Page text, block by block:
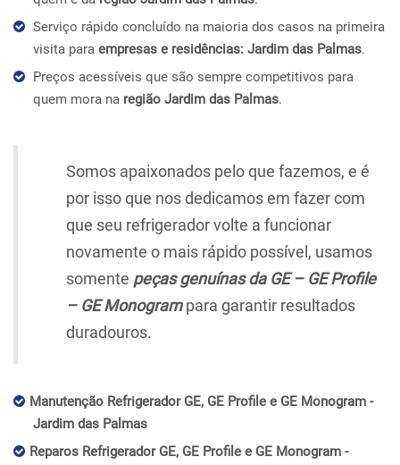
Serviço rápido concluído na maioria dos casos na primeira
visita para empresas e residências: Jardim das Palmas.
Preços acessíveis que são sempre competitivos para
quem mora na região Jardim das Palmas.
Somos apaixonados pelo que fazemos, e é
por isso que nos dedicamos em fazer com
que seu refrigerador volte a funcionar
novamente o mais rápido possível, usamos
somente peças genuínas da GE – GE Profile
– GE Monogrampara garantir resultados
duradouros.
Manutenção Refrigerador GE, GE Profile e GE Monogram -
Jardim das Palmas
Reparos Refrigerador GE, GE Profile e GE Monogram -